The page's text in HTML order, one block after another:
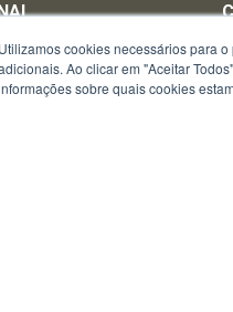
Utilizamos cookies necessários para
Ao clicar em "Aceitar
sobre quais cookies